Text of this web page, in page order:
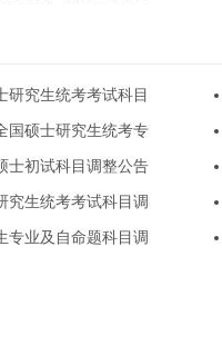
研究生统考考试科目
国硕士研究生统考专
士初试科目调整公告
究生统考考试科目调
专业及自命题科目调